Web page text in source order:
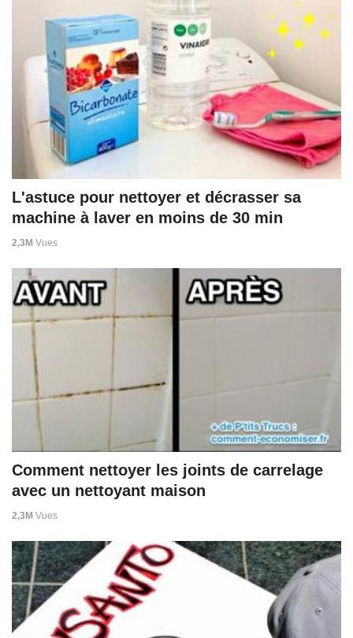
L'astuce pour nettoyer et décrasser sa
machine à laver en moins de 30 min
2,3M Vues
Comment nettoyer les joints de carrelage
avec un nettoyant maison
2,3M Vues